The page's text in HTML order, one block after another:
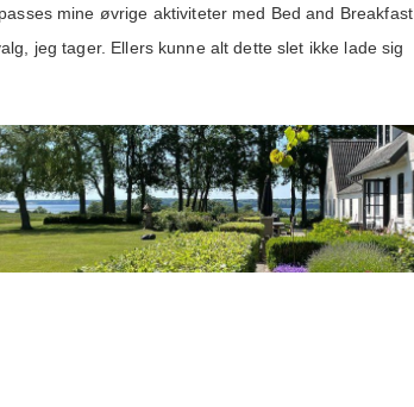
mine øvrige aktiviteter med Bed and Breakfast.
jeg tager. Ellers kunne alt dette slet ikke lade sig